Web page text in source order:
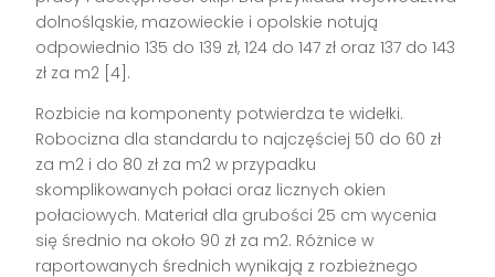
dolnośląskie, mazowieckie i opolskie notują
odpowiednio 135 do 139 zł, 124 do 147 zł oraz 137 do 143
zł za m2 [4].
Rozbicie na komponenty potwierdza te widełki.
Robocizna dla standardu to najczęściej 50 do 60 zł
za m2 i do 80 zł za m2 w przypadku
skomplikowanych połaci oraz licznych okien
połaciowych. Materiał dla grubości 25 cm wycenia
się średnio na około 90 zł za m2. Różnice w
raportowanych średnich wynikają z rozbieżnego